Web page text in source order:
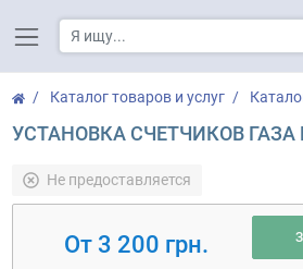
Каталог товаров и услуг
УСТАНОВКА СЧЕТЧИКОВ ГАЗА
Не предоставляется
От 3 200 грн.